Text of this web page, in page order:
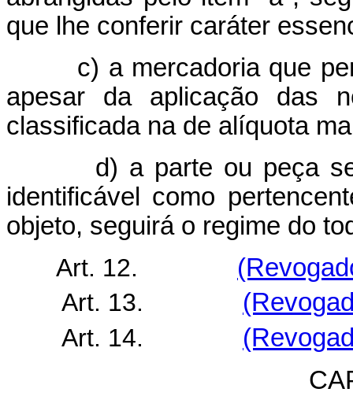
que lhe conferir caráter
c) a mercadoria que
apesar da aplicação das
classificada na de alíquota
d) a parte ou peça sem
identificável como
objeto, seguirá o regime do
Art. 12.
Art. 13.
Art. 14.